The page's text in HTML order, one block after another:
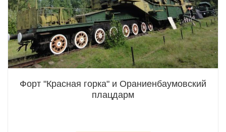
Форт "Красная горка" и Ораниенбаумовский
плацдарм